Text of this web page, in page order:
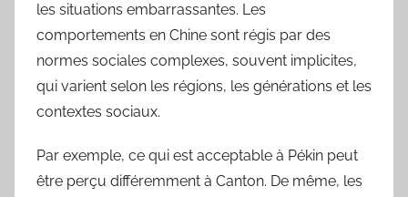
les situations embarrassantes. Les
comportements en Chine sont régis par des
normes sociales complexes, souvent implicites,
qui varient selon les régions, les générations et les
contextes sociaux.
Par exemple, ce qui est acceptable à Pékin peut
être perçu différemment à Canton. De même, les